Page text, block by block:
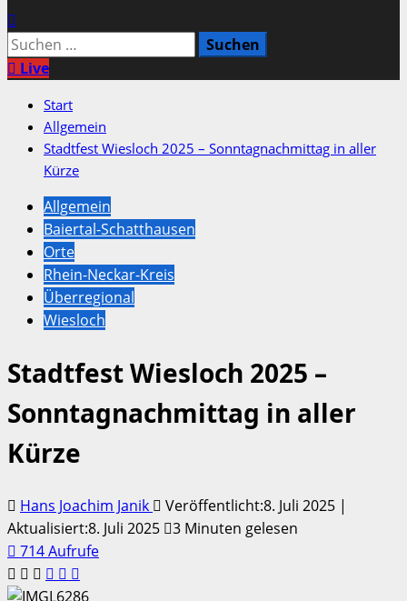
Suchen
nach:
Live
Start
Allgemein
Stadtfest Wiesloch 2025 – Sonntagnachmittag in aller
Kürze
Allgemein
Baiertal-Schatthausen
Orte
Rhein-Neckar-Kreis
Überregional
Wiesloch
Stadtfest Wiesloch 2025 –
Sonntagnachmittag in aller
Kürze
Hans Joachim Janik
Veröffentlicht:8. Juli 2025 |
Aktualisiert:8. Juli 2025
3 Minuten gelesen
714 Aufrufe